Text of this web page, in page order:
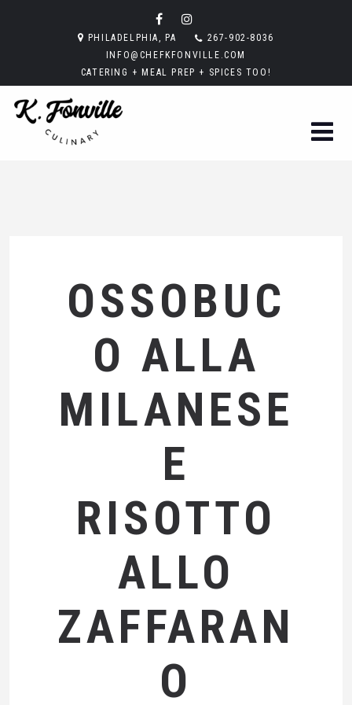
PHILADELPHIA, PA
267-902-8036
INFO@CHEFKFONVILLE.COM
CATERING + MEAL PREP + SPICES TOO!
OSSOBUC
O ALLA
MILANESE
E
RISOTTO
ALLO
ZAFFARAN
O